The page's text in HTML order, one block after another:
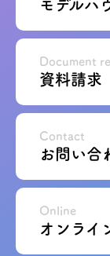
モデルハ
資料請求
Document
お問い合
Contact
オンライ
Online